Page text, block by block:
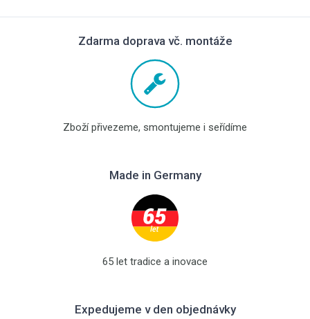
Zdarma doprava vč. montáže
Zboží přivezeme, smontujeme i seřídíme
Made in Germany
65 let tradice a inovace
Expedujeme v den objednávky